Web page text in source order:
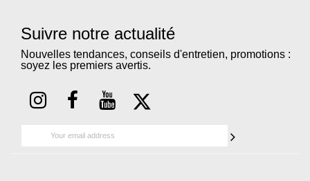
Suivre notre actualité
Nouvelles tendances, conseils d'entretien, promotions :
soyez les premiers avertis.